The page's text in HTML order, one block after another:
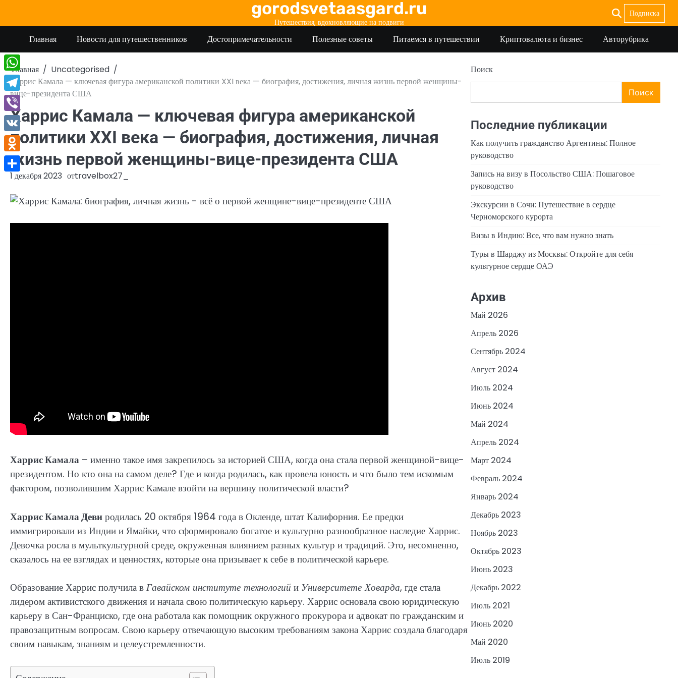
содержимому
gorodsvetaasgard.ru
Путешествия, вдохновляющие на подвиги
Подписка
Главная Новости для путешественников Достопримечательности Полезные советы Питаемся в путешествии Криптовалюта и бизнес Авторубрика
Главная
Uncategorised
Харрис Камала — ключевая фигура американской политики XXI века — биография, достижения, личная жизнь первой женщины-
вице-президента США
Харрис Камала — ключевая фигура американской
политики XXI века — биография, достижения, личная
жизнь первой женщины-вице-президента США
1 декабря 2023 отtravelbox27_
Харрис Камала – именно такое имя закрепилось за историей США, когда она стала первой женщиной-вице-
президентом. Но кто она на самом деле? Где и когда родилась, как провела юность и что было тем искомым
фактором, позволившим Харрис Камале взойти на вершину политической власти?
Харрис Камала Девиродилась 20 октября 1964 года в Окленде, штат Калифорния. Ее предки
иммигрировали из Индии и Ямайки, что сформировало богатое и культурно разнообразное наследие Харрис.
Девочка росла в мульткультурной среде, окруженная влиянием разных культур и традиций. Это, несомненно,
сказалось на ее взглядах и ценностях, которые она призывает к себе в политической карьере.
Образование Харрис получила вГавайском институте технологий и Университете Ховарда, где стала
лидером активистского движения и начала свою политическую карьеру. Харрис основала свою юридическую
карьеру в Сан-Франциско, где она работала как помощник окружного прокурора и адвокат по гражданским и
правозащитным вопросам. Свою карьеру отвечающую высоким требованиям закона Харрис создала благодаря
своим навыкам, знаниям и целеустремленности.
Поиск
Поиск
Последние публикации
Как получить гражданство Аргентины: Полное
руководство
Запись на визу в Посольство США: Пошаговое
руководство
Экскурсии в Сочи: Путешествие в сердце
Черноморского курорта
Визы в Индию: Все, что вам нужно знать
Туры в Шарджу из Москвы: Откройте для себя
культурное сердце ОАЭ
Архив
Май 2026
Апрель 2026
Сентябрь 2024
Август 2024
Июль 2024
Июнь 2024
Май 2024
Апрель 2024
Март 2024
Февраль 2024
Январь 2024
Декабрь 2023
Ноябрь 2023
Октябрь 2023
Июнь 2023
Декабрь 2022
Июль 2021
Июнь 2020
Май 2020
Июль 2019
WhatsApp
Telegram
Viber
VK
Odnoklassniki
Отправить